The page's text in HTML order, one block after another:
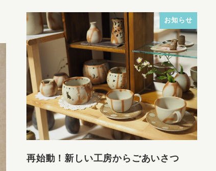
お知らせ
再始動！新しい工房からごあいさつ